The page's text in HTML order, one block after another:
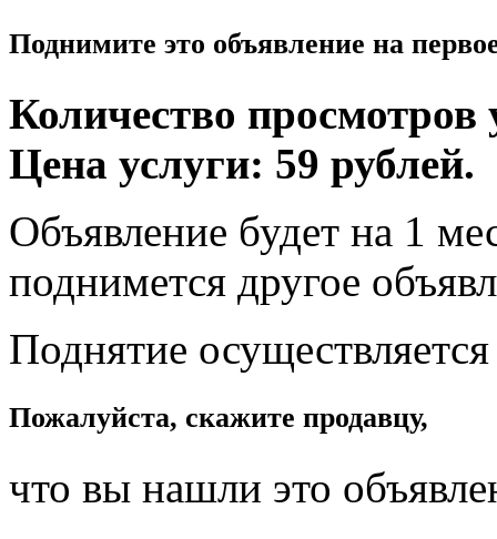
Поднимите это объявление на
Количество просмотров
Цена услуги: 59 рублей.
Объявление будет на 1
поднимется другое
Поднятие
Пожалуйста, скажите продавцу,
что вы нашли это